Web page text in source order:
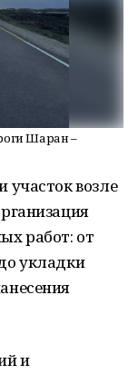
Шаран –
участок возле
работ: от
укладки
и